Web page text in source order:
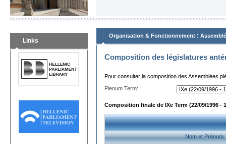
Links
Organisation & Fonctionnement :
Composition des législatures
Pour consulter la composition des Assemblées
Plenum Term:
Composition finale de IXe Term (22/09/1996 -
Nom et Prénom